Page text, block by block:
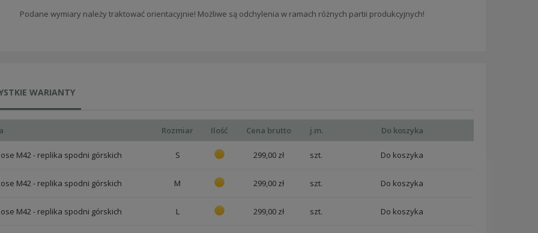
Podane wymiary należy traktować orientacyjnie! Możliwe są odchylenia w ramach różnych partii produkcyjnych!
WARIANTY
Rozmiar Ilość Cena brutto j.m. Do koszyka
M42 - replika spodni górskich S 299,00 zł szt.
M42 - replika spodni górskich M 299,00 zł szt.
M42 - replika spodni górskich L 299,00 zł szt.